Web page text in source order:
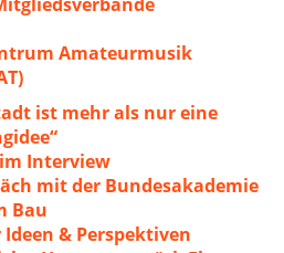
Amateurmusik
ist mehr als nur eine
im Interview
mit der Bundesakademie
Bau
& Perspektiven